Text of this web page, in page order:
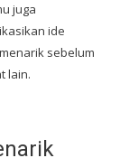
juga
ide
sebelum
lain.